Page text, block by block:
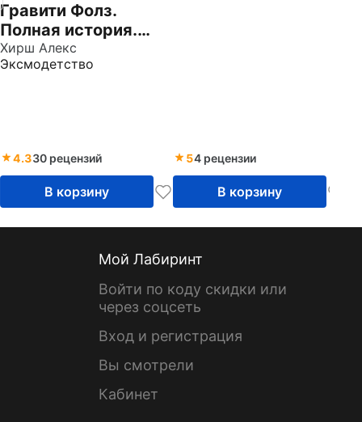
Гравити Фолз.
Полная история.
Сезон 1
Хирш Алекс
Эксмодетство
4.330 рецензий
В корзину
54 рецензии
В корзину
Мой Лабиринт
Войти по коду скидки или
через соцсеть
Вход и регистрация
Вы смотрели
Кабинет